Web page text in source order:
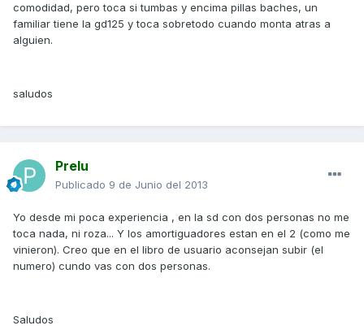
comodidad, pero toca si tumbas y encima pillas baches, un
familiar tiene la gd125 y toca sobretodo cuando monta atras a
alguien.
saludos
Prelu
Publicado 9 de Junio del 2013
Yo desde mi poca experiencia , en la sd con dos personas no me
toca nada, ni roza... Y los amortiguadores estan en el 2 (como me
vinieron). Creo que en el libro de usuario aconsejan subir (el
numero) cundo vas con dos personas.
Saludos